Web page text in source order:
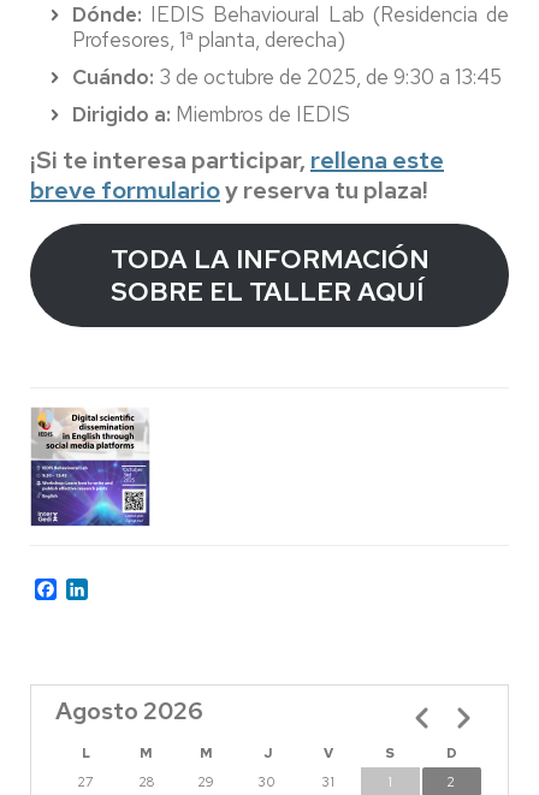
Dónde: IEDIS Behavioural Lab (Residencia de
Profesores, 1ª planta, derecha)
Cuándo: 3 de octubre de 2025, de 9:30 a 13:45
Dirigido a: Miembros de IEDIS
¡Si te interesa participar, rellena este
breve formularioy reserva tu plaza!
TODA LA INFORMACIÓN
SOBRE EL TALLER AQUÍ
Facebook
Agosto 2026
L M M J V S
D
27
28 29 30 31 1
2
Paginación